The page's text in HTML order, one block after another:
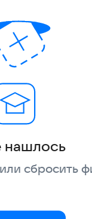
нашлось
сбросить